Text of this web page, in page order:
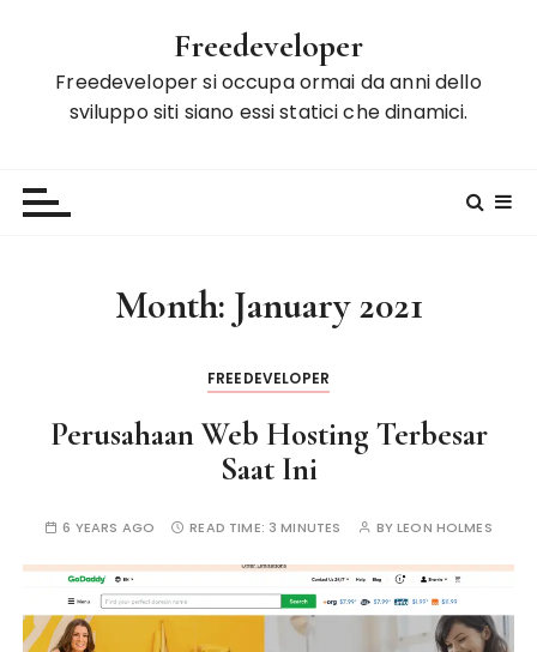
Freedeveloper
Freedeveloper si occupa ormai da anni dello
sviluppo siti siano essi statici che dinamici.
Month: January 2021
FREEDEVELOPER
Perusahaan Web Hosting Terbesar
Saat Ini
6 YEARS AGO READ TIME: 3 MINUTES BYLEON HOLMES